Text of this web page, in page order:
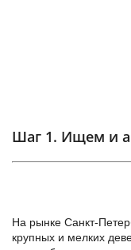
Шаг 1. Ищем и
На рынке Санкт-
крупных и мелких